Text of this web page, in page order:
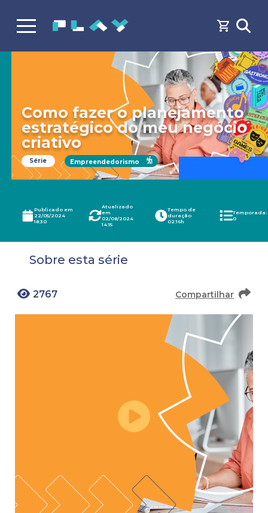
Como fazer o planejamento
estratégico do meu negócio
criativo
Série Empreendedorismo
Publicado em
22/05/2024
18:30
Atualizado
em
02/08/2024
14:15
Tempo de
duração
02:16h
Temporada:
0
Sobre esta série
2767 Compartilhar